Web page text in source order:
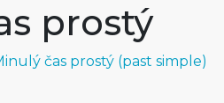
prostý
čas prostý (past simple)